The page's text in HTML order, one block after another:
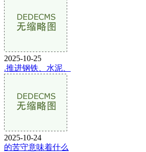
2025-10-25
.推进钢铁、水泥、
2025-10-24
的苦守意味着什么